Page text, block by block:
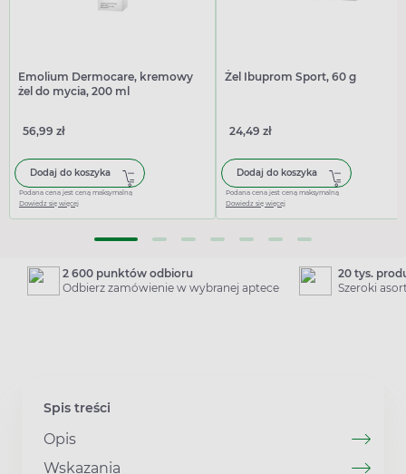
Emolium Dermocare, kremowy
żel do mycia, 200 ml
56,99 zł
Dodaj do koszyka
Podana cena jest ceną maksymalną
Dowiedz się więcej
Żel Ibuprom Sport, 60 g
24,49 zł
Dodaj do koszyka
Podana cena jest ceną maksymalną
Dowiedz się więcej
2 600 punktów odbioru
Odbierz zamówienie w wybranej aptece
20 tys.
Szeroki
Spis treści
Opis
Wskazania